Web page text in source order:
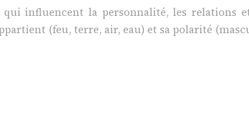
influencent la personnalité, les relations
(feu, terre, air, eau) et sa polarité